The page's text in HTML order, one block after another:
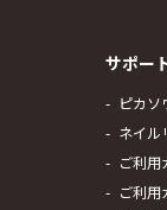
サポー
ピカソ
ネイル
ご利用
ご利用